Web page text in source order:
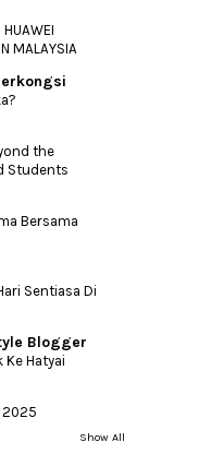
MALAYSIA
the
Students
Bersama
Sentiasa Di
Blogger
Ke Hatyai
2025
Show All